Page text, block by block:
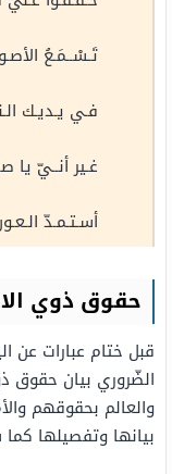
تَـسْــمَـعُ
فـي يـديـك
غـير أنــيّ يا
أسـتـمـدّ
حقوق ذوي
الضّروري بيان حقوق
والعالم بحقوقهم
بيانها وتفصيلها